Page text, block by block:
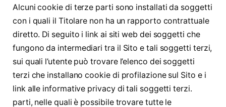
Alcuni cookie di terze parti sono installati da soggetti
con i quali il Titolare non ha un rapporto contrattuale
diretto. Di seguito i link ai siti web dei soggetti che
fungono da intermediari tra il Sito e tali soggetti terzi,
sui quali l’utente può trovare l’elenco dei soggetti
terzi che installano cookie di profilazione sul Sito e i
link alle informative privacy di tali soggetti terzi.
parti, nelle quali è possibile trovare tutte le